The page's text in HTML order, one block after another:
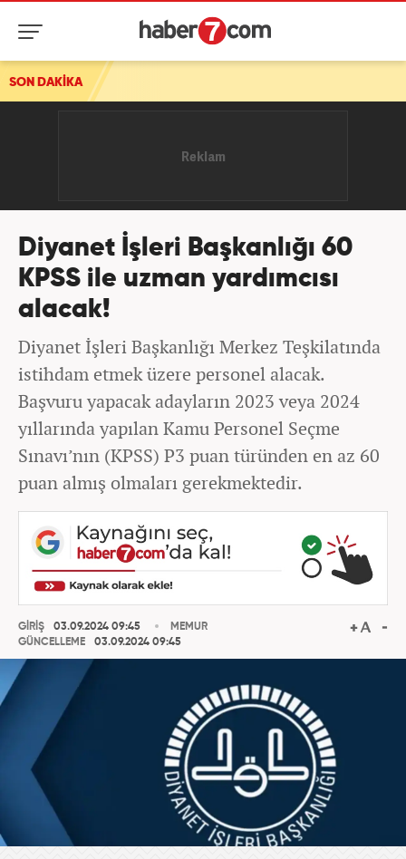
SON DAKİKA
Diyanet İşleri Başkanlığı 60
KPSS ile uzman yardımcısı
alacak!
Diyanet İşleri Başkanlığı Merkez Teşkilatında
istihdam etmek üzere personel alacak.
Başvuru yapacak adayların 2023 veya 2024
yıllarında yapılan Kamu Personel Seçme
Sınavı’nın (KPSS) P3 puan türünden en az 60
puan almış olmaları gerekmektedir.
GİRİŞ
03.09.2024 09:45
GÜNCELLEME
03.09.2024 09:45
MEMUR